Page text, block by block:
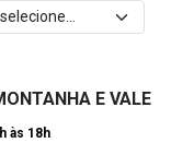
E VALE
às 18h